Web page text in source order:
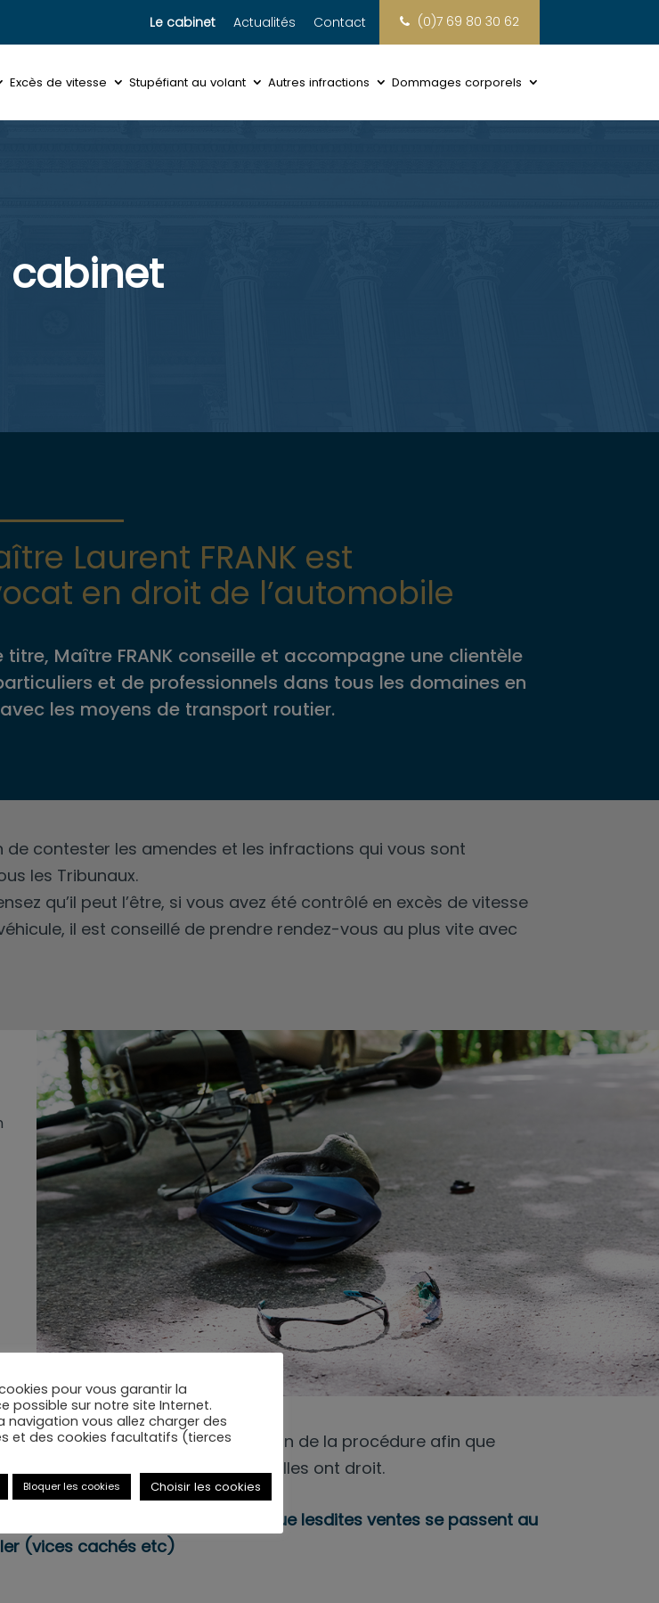
Le cabinet Actualités Contact (0)7 69 80 30 62
Excès de vitesse Stupéfiant au volant Autres infractions Dommages corporels
cabinet
Laurent FRANK est
en droit de l’automobile
titre, Maître FRANK conseille et accompagne une clientèle
et de professionnels dans tous les domaines en
les moyens de transport routier.
de contester les amendes et les infractions qui vous sont
les Tribunaux.
qu’il peut l’être, si vous avez été contrôlé en excès de vitesse
il est conseillé de prendre rendez-vous au plus vite avec
de la route du début à la fin de la procédure afin que
et obtiennent ce à quoi elles ont droit.
les vendeurs de véhicules afin que lesdites ventes se passent au
(vices cachés etc)
pour vous garantir la
possible sur notre site Internet.
navigation vous allez charger des
et des cookies facultatifs (tierces
Bloquer les cookies Choisir les cookies